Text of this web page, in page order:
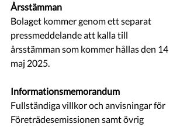
Årsstämman
Bolaget kommer genom ett separat
pressmeddelande att kalla till
årsstämman som kommer hållas den 14
maj 2025.
Informationsmemorandum
Fullständiga villkor och anvisningar för
Företrädesemissionen samt övrig